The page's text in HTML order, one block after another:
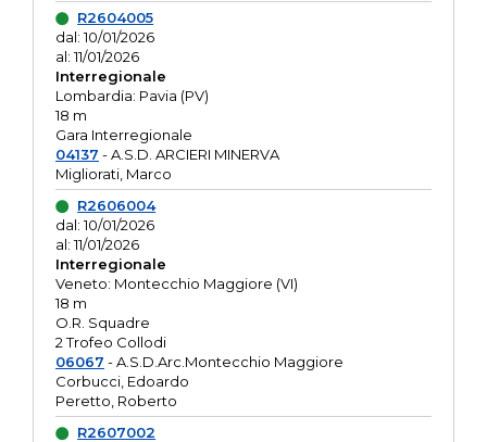
R2604005
dal: 10/01/2026
al: 11/01/2026
Interregionale
Lombardia: Pavia (PV)
18 m
Gara Interregionale
04137 - A.S.D. ARCIERI MINERVA
Migliorati, Marco
R2606004
dal: 10/01/2026
al: 11/01/2026
Interregionale
Veneto: Montecchio Maggiore (VI)
18 m
O.R. Squadre
2 Trofeo Collodi
06067 - A.S.D.Arc.Montecchio Maggiore
Corbucci, Edoardo
Peretto, Roberto
R2607002